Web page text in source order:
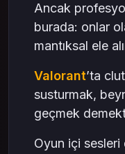
Ancak
burada: onlar
mantıksal ele
Valorant’ta
susturmak,
geçmek
Oyun içi sesleri